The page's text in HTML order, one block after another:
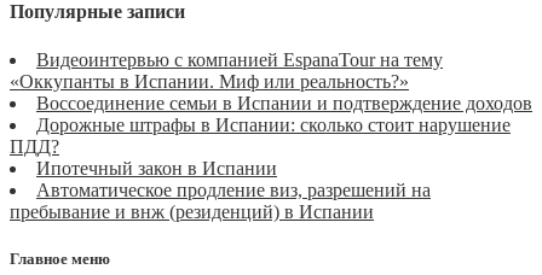
Популярные записи
Видеоинтервью с компанией EspanaTour на тему
«Оккупанты в Испании. Миф или реальность?»
Воссоединение семьи в Испании и подтверждение доходов
Дорожные штрафы в Испании: сколько стоит нарушение
ПДД?
Ипотечный закон в Испании
Автоматическое продление виз, разрешений на
пребывание и внж (резиденций) в Испании
Главное меню